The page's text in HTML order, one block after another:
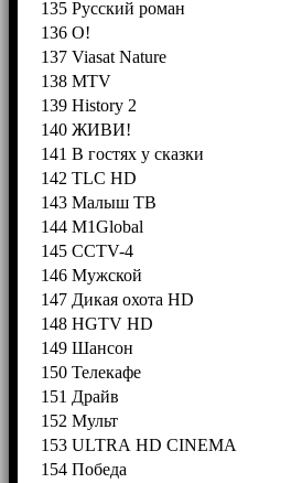
135 Русский роман
136 О!
137 Viasat Nature
138 MTV
139 History 2
140 ЖИВИ!
141 В гостях у сказки
142 TLC HD
143 Малыш ТВ
144 M1Global
145 CCTV-4
146 Мужской
147 Дикая охота HD
148 HGTV HD
149 Шансон
150 Телекафе
151 Драйв
152 Мульт
153 ULTRA HD CINEMA
154 Победа